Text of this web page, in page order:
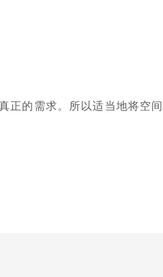
正的需求。所以适当地将空间